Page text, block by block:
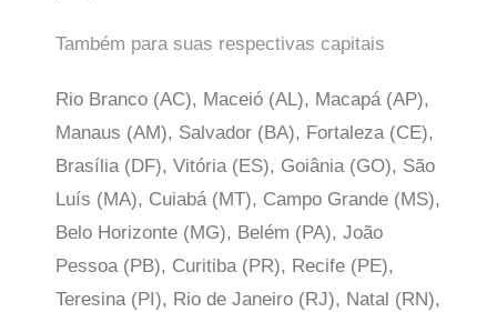
Também para suas respectivas capitais
Rio Branco (AC), Maceió (AL), Macapá (AP),
Manaus (AM), Salvador (BA), Fortaleza (CE),
Brasília (DF), Vitória (ES), Goiânia (GO), São
Luís (MA), Cuiabá (MT), Campo Grande (MS),
Belo Horizonte (MG), Belém (PA), João
Pessoa (PB), Curitiba (PR), Recife (PE),
Teresina (PI), Rio de Janeiro (RJ), Natal (RN),